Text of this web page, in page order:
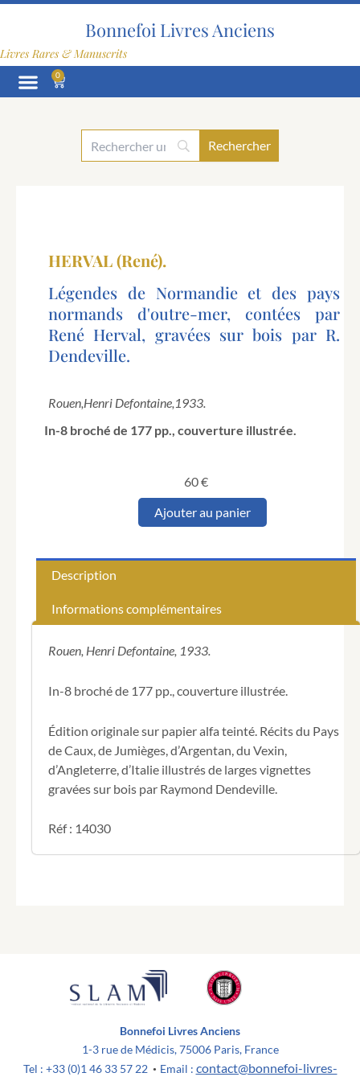
Aller
Bonnefoi Livres Anciens
Livres Rares & Manuscrits
0
Panier
HERVAL (René).
Légendes de Normandie et des pays
normands d'outre-mer, contées par
René Herval, gravées sur bois par R.
Dendeville.
Rouen,Henri Defontaine,1933.
In-8 broché de 177 pp., couverture illustrée.
60€
quantité
Normandie
et
pays
mer,
par
René
Herval,
gravées
sur
Dendeville.
Ajouter au panier
Description
Informations complémentaires
Rouen, Henri Defontaine, 1933.
In-8 broché de 177 pp., couverture illustrée.
Édition originale sur papier alfa teinté. Récits du Pays
de Caux, de Jumièges, d’Argentan, du Vexin,
d’Angleterre, d’Italie illustrés de larges vignettes
gravées sur bois par Raymond Dendeville.
Réf : 14030
Bonnefoi Livres Anciens
1-3 rue de Médicis, 75006 Paris, France
Tel : +33 (0)1 46 33 57 22 • Email : contact@bonnefoi-livres-